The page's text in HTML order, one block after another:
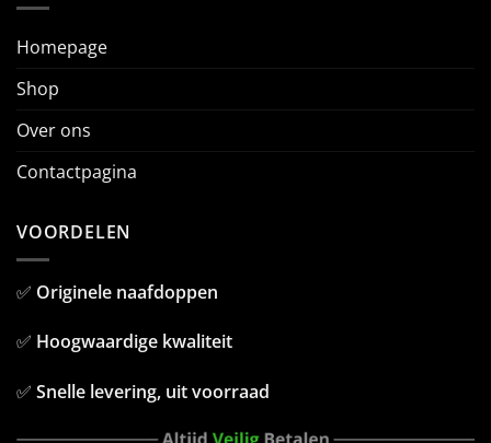
Homepage
Shop
Over ons
Contactpagina
VOORDELEN
✅ Originele naafdoppen
✅ Hoogwaardige kwaliteit
✅ Snelle levering, uit voorraad